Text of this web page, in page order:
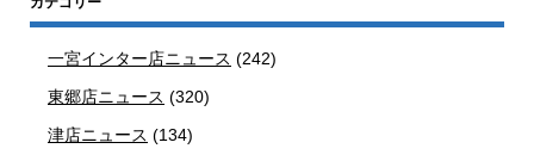
一宮インター店ニュース (242)
東郷店ニュース (320)
津店ニュース (134)